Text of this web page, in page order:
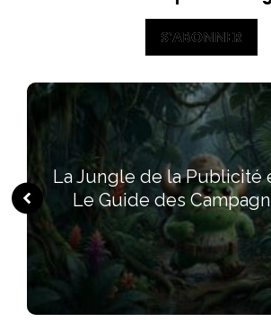
S'ABONNER
S'ABONNER
La Jungle de la Publicité
Le Guide des